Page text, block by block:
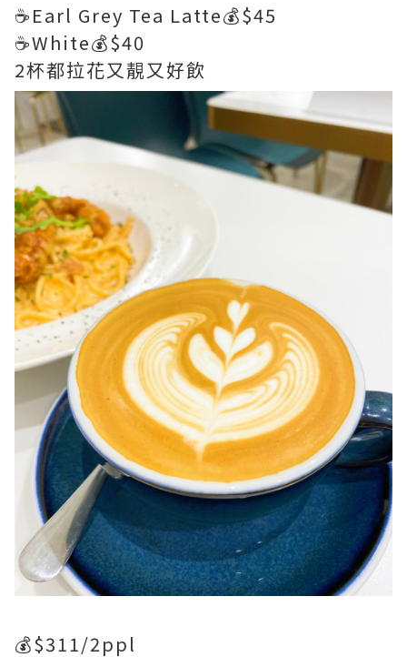
☕️Earl Grey Tea Latte💰$45
☕️White💰$40
2杯都拉花又靚又好飲
💰$311/2ppl